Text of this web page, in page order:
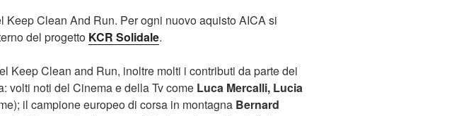
Clean And Run. Per ogni nuovo aquisto AICA si
del progetto KCR Solidale.
Keep Clean and Run, inoltre molti i contributi da parte dei
volti noti del Cinema e della Tv come Luca Mercalli, Lucia
il campione europeo di corsa in montagna Bernard